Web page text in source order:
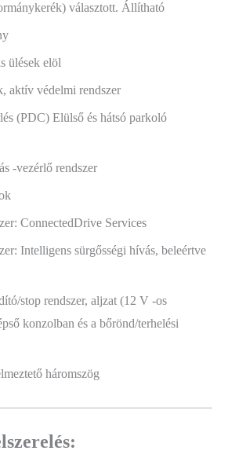
választott. Állítható
ülések elöl
aktív védelmi rendszer
(PDC) Elülső és hátsó parkoló
-vezérlő rendszer
ConnectedDrive Services
Intelligens sürgősségi hívás, beleértve
stop rendszer, aljzat (12 V -os
konzolban és a bőrönd/terhelési
háromszög